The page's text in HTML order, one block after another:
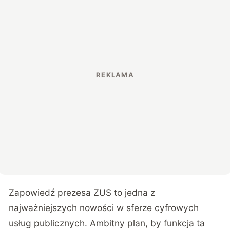
Zapowiedź prezesa ZUS to jedna z
najważniejszych nowości w sferze cyfrowych
usług publicznych. Ambitny plan, by funkcja ta